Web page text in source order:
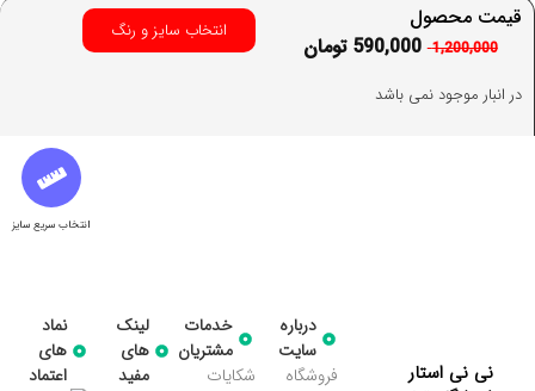
قیمت محصول
1,200,000
590,000 تومان
انتخاب سایز و رنگ
در انبار موجود نمی باشد
انتخاب سریع سایز
نی نی استار
درباره
سایت
فروشگاه
خدمات
مشتریان
شکایات
لینک
های
مفید
نماد
های
اعتماد